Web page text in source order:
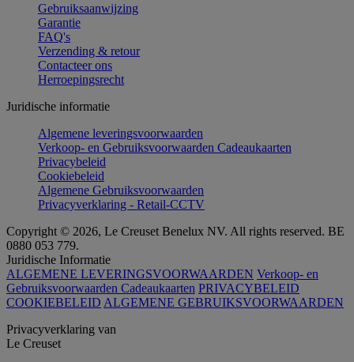
Gebruiksaanwijzing
Garantie
FAQ's
Verzending & retour
Contacteer ons
Herroepingsrecht
Juridische informatie
Algemene leveringsvoorwaarden
Verkoop- en Gebruiksvoorwaarden Cadeaukaarten
Privacybeleid
Cookiebeleid
Algemene Gebruiksvoorwaarden
Privacyverklaring - Retail-CCTV
Copyright © 2026, Le Creuset Benelux NV. All rights reserved. BE
0880 053 779.
Juridische Informatie
ALGEMENE LEVERINGSVOORWAARDEN Verkoop- en
Gebruiksvoorwaarden Cadeaukaarten PRIVACYBELEID
COOKIEBELEID ALGEMENE GEBRUIKSVOORWAARDEN
Privacyverklaring van
Le Creuset